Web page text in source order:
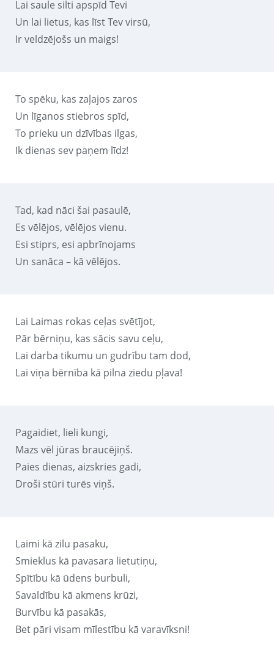
Lai saule silti apspīd Tevi
Un lai lietus, kas līst Tev virsū,
Ir veldzējošs un maigs!
To spēku, kas zaļajos zaros
Un līganos stiebros spīd,
To prieku un dzīvības ilgas,
Ik dienas sev paņem līdz!
Tad, kad nāci šai pasaulē,
Es vēlējos, vēlējos vienu.
Esi stiprs, esi apbrīnojams
Un sanāca – kā vēlējos.
Lai Laimas rokas ceļas svētījot,
Pār bērniņu, kas sācis savu ceļu,
Lai darba tikumu un gudrību tam dod,
Lai viņa bērnība kā pilna ziedu pļava!
Pagaidiet, lieli kungi,
Mazs vēl jūras braucējiņš.
Paies dienas, aizskries gadi,
Droši stūri turēs viņš.
Laimi kā zilu pasaku,
Smieklus kā pavasara lietutiņu,
Spītību kā ūdens burbuli,
Savaldību kā akmens krūzi,
Burvību kā pasakās,
Bet pāri visam mīlestību kā varavīksni!